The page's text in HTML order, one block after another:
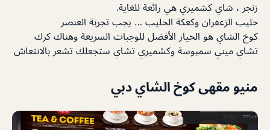
زنجر ، شاي كشميري هي رائعة للغاية.
حليب الزعفران وكعكة الحليب … يجب تجربة العنصر
كوخ الشاي هو الخيار الأفضل للوجبات السريعة وهناك كرك
تشاي ميني سمبوسة وكشميري تشاي ستجعلك تشعر بالانتعاش
منيو مقهى كوخ الشاي دبي